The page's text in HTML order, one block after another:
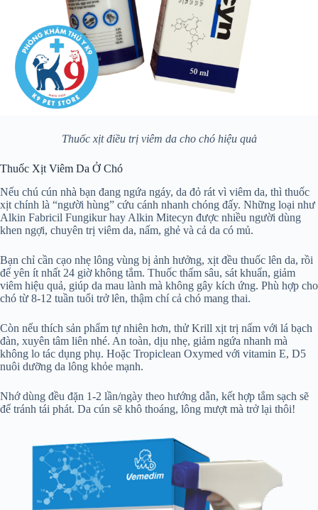
Thuốc xịt điều trị viêm da cho chó hiệu quả
Thuốc Xịt Viêm Da Ở Chó
Nếu chú cún nhà bạn đang ngứa ngáy, da đỏ rát vì viêm da, thì thuốc
xịt chính là “người hùng” cứu cánh nhanh chóng đấy. Những loại như
Alkin Fabricil Fungikur hay Alkin Mitecyn được nhiều người dùng
khen ngợi, chuyên trị viêm da, nấm, ghẻ và cả da có mủ.
Bạn chỉ cần cạo nhẹ lông vùng bị ảnh hưởng, xịt đều thuốc lên da, rồi
để yên ít nhất 24 giờ không tắm. Thuốc thấm sâu, sát khuẩn, giảm
viêm hiệu quả, giúp da mau lành mà không gây kích ứng. Phù hợp cho
chó từ 8-12 tuần tuổi trở lên, thậm chí cả chó mang thai.
Còn nếu thích sản phẩm tự nhiên hơn, thử Krill xịt trị nấm với lá bạch
đàn, xuyên tâm liên nhé. An toàn, dịu nhẹ, giảm ngứa nhanh mà
không lo tác dụng phụ. Hoặc Tropiclean Oxymed với vitamin E, D5
nuôi dưỡng da lông khỏe mạnh.
Nhớ dùng đều đặn 1-2 lần/ngày theo hướng dẫn, kết hợp tắm sạch sẽ
để tránh tái phát. Da cún sẽ khô thoáng, lông mượt mà trở lại thôi!